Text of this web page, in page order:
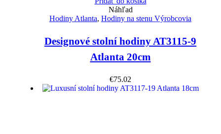
Náhľad
Hodiny Atlanta, Hodiny na stenu Výrobcovia
Designové stolní hodiny AT3115-9
Atlanta 20cm
€75.02